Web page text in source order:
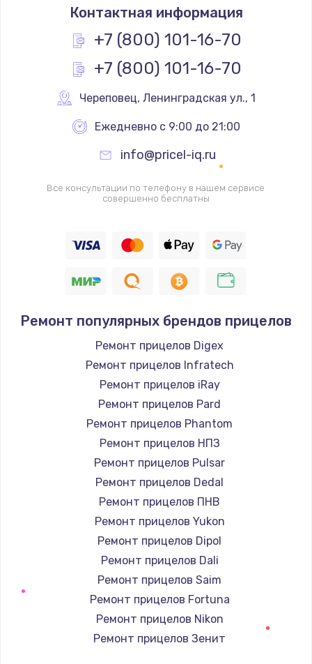
1200 руб.
Заказать
Замена реле
Замена термопредохранителя
700 руб.
Заказать
2500 руб.
1400 руб.
Заказать
Замена / ремонт электронного модуля
управления
600 руб.
Замена конфорки
1100 руб.
Заказать
Замена платы сенсора
900 руб.
Заказать
Замена регулятора режимов конфорки
900 руб.
Контактная информация
+7 (800) 101-16-70
+7 (800) 101-16-70
Череповец, Ленинградская ул., 1
Ежедневно с 9:00 до 21:00
info@pricel-iq.ru
Все консультации по телефону в нашем сервисе
совершенно бесплатны
Ремонт популярных брендов прицелов
Ремонт прицелов Digex
Ремонт прицелов Infratech
Ремонт прицелов iRay
Ремонт прицелов Pard
Ремонт прицелов Phantom
Ремонт прицелов НПЗ
Ремонт прицелов Pulsar
Ремонт прицелов Dedal
Ремонт прицелов ПНВ
Ремонт прицелов Yukon
Ремонт прицелов Dipol
Ремонт прицелов Dali
Ремонт прицелов Saim
Ремонт прицелов Fortuna
Ремонт прицелов Nikon
Ремонт прицелов Зенит